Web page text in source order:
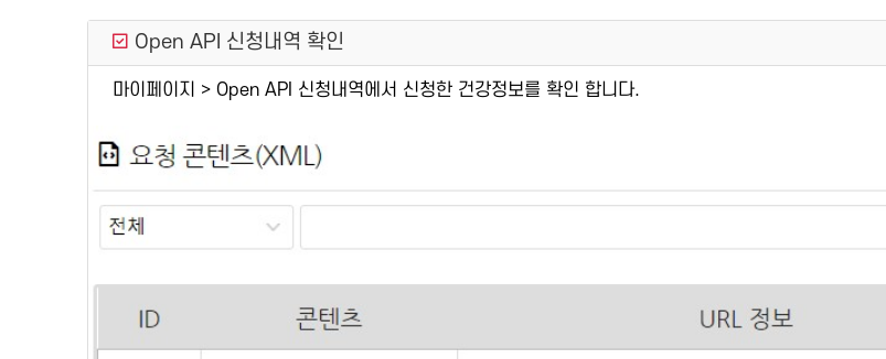
Open API 신청내역 확인
마이페이지 > Open API 신청내역에서 신청한 건강정보를 확인 합니다.